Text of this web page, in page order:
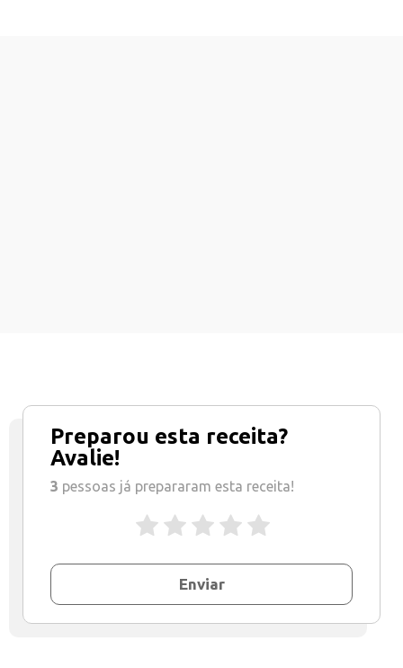
Preparou esta receita?
Avalie!
3 pessoas já prepararam esta receita!
Enviar